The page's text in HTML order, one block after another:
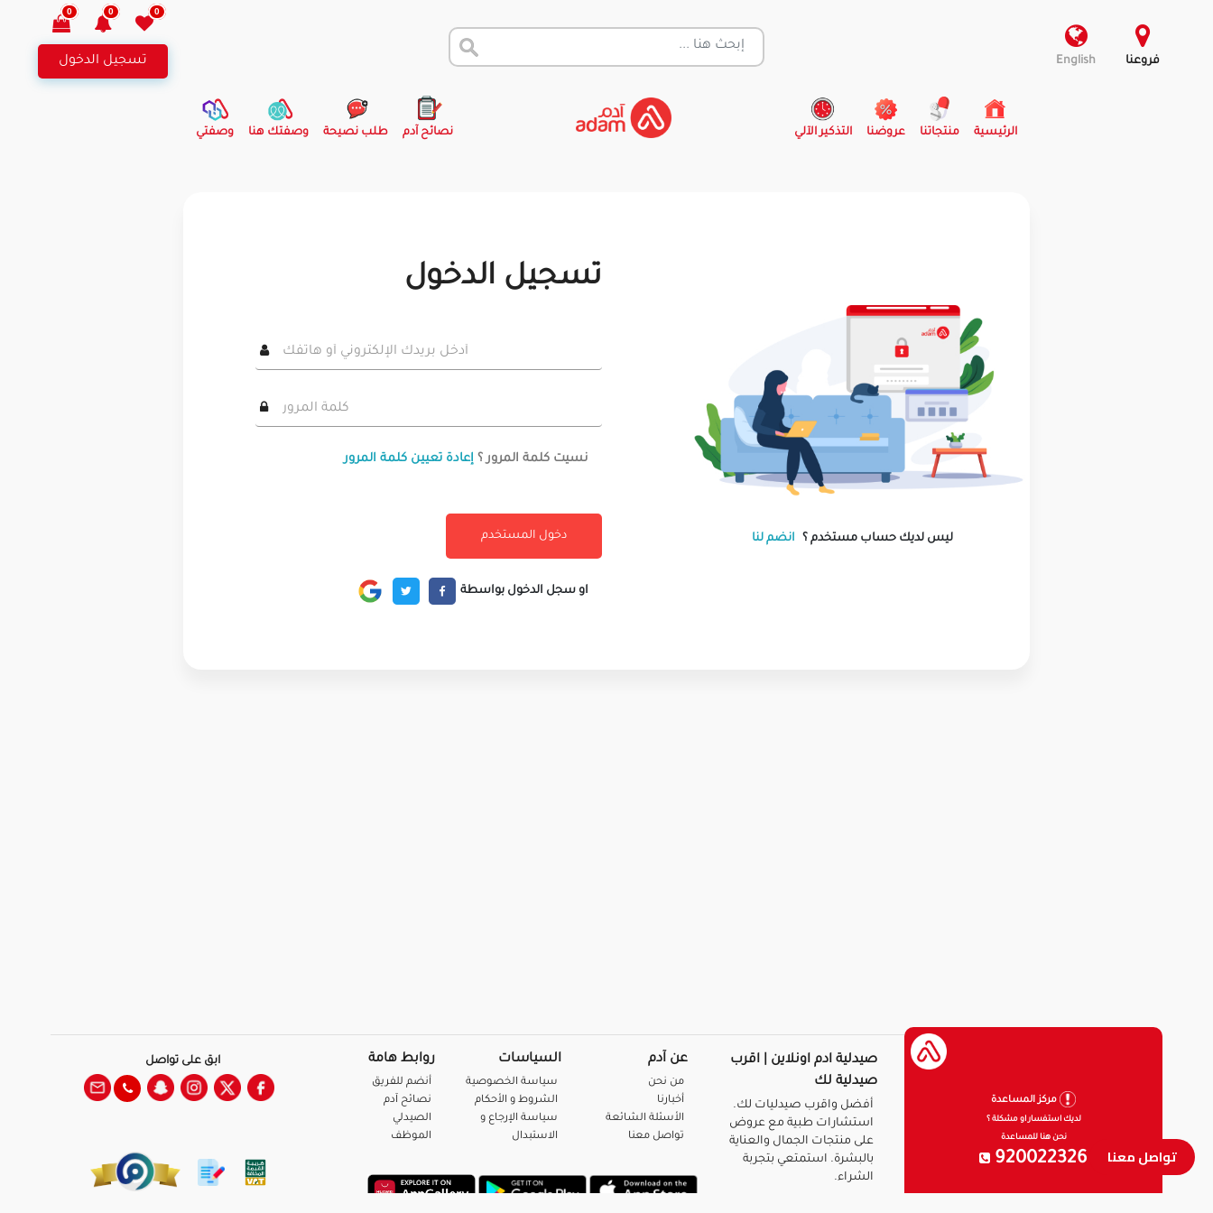
فروعنا English
0
0
0
تسجيل الدخول
الرئيسية
(current) منتجاتنا عروضنا التذكير الآلي نصائح آدم طلب نصيحة وصفتك هنا وصفتي
ليس لديك حساب مستخدم ؟ انضم لنا
تسجيل الدخول
نسيت كلمة المرور ؟ إعادة تعيين كلمة المرور
او سجل الدخول بواسطة
تواصل معنا
مركز المساعدة
لديك استفسار او مشكلة ؟
نحن هنا للمساعدة
920022326
صيدلية ادم اونلاين | اقرب
صيدلية لك
أفضل واقرب صيدليات لك.
استشارات طبية مع عروض
على منتجات الجمال والعناية
بالبشرة. استمتعي بتجربة
الشراء.
عن آدم
من نحن
أخبارنا
الأسئلة الشائعة
تواصل معنا
السياسات
سياسة الخصوصية
الشروط و الأحكام
سياسة الإرجاع و
الاستبدال
روابط هامة
أنضم للفريق
نصائح آدم
الصيدلي
الموظف
ابق على تواصل